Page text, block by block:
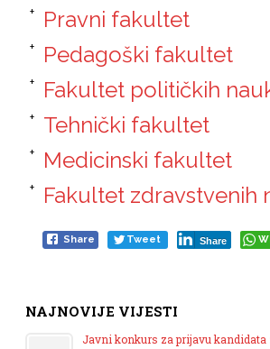
Pravni fakultet
Pedagoški fakultet
Fakultet političkih
Tehnički fakultet
Medicinski fakultet
Fakultet zdravstvenih
Share Tweet Share
NAJNOVIJE VIJESTI
Javni konkurs za prijavu kandidata